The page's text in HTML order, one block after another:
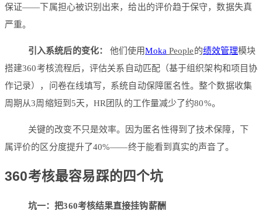
保证——下属担心被识别出来，给出的评价趋于保守，数据失真
严重。
引入系统后的变化： 他们使用MokaPeople的绩效管理模块
搭建360考核流程后，评估关系自动匹配（基于组织架构和项目协
作记录），问卷在线填写，系统自动保障匿名性。整个数据收集
周期从3周缩短到5天，HR团队的工作量减少了约80%。
关键的改变不只是效率。因为匿名性得到了技术保障，下
属评价的区分度提升了40%——终于能看到真实的声音了。
360考核最容易踩的四个坑
坑一：把360考核结果直接挂钩薪酬